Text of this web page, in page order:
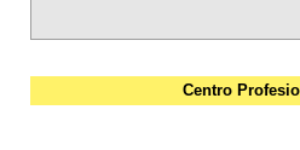
Centro